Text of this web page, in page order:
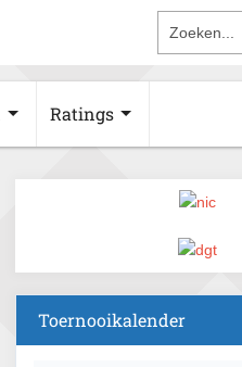
Ratings
Toernooikalender